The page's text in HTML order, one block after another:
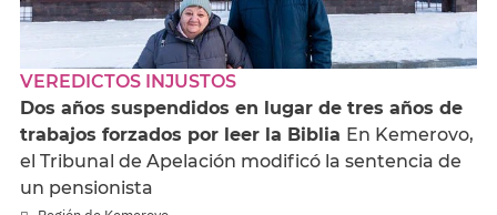
VEREDICTOS INJUSTOS
Dos años suspendidos en lugar de tres años de
trabajos forzados por leer la Biblia En Kemerovo,
el Tribunal de Apelación modificó la sentencia de
un pensionista